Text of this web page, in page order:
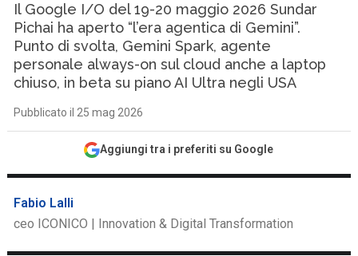
Il Google I/O del 19-20 maggio 2026 Sundar
Pichai ha aperto “l’era agentica di Gemini”.
Punto di svolta, Gemini Spark, agente
personale always-on sul cloud anche a laptop
chiuso, in beta su piano AI Ultra negli USA
Pubblicato il 25 mag 2026
Aggiungi tra i preferiti su Google
Fabio Lalli
ceo ICONICO | Innovation & Digital Transformation